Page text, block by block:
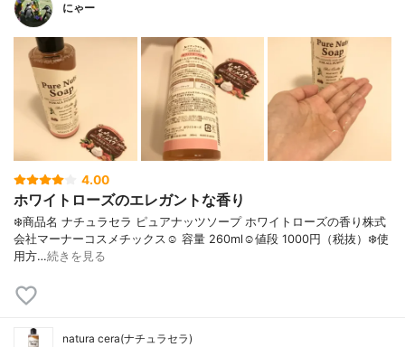
にゃー
4.00
ホワイトローズのエレガントな香り
❄️商品名 ナチュラセラ ピュアナッツソープ ホワイトローズの香り株式
会社マーナーコスメチックス☺︎︎ 容量 260ml☺︎︎値段 1000円（税抜）❄️使
用方…続きを見る
natura cera(ナチュラセラ)